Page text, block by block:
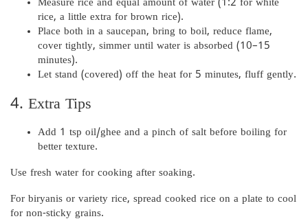
Measure rice and equal amount of water (1:2 for white
rice, a little extra for brown rice).
Place both in a saucepan, bring to boil, reduce flame,
cover tightly, simmer until water is absorbed (10–15
minutes).
Let stand (covered) off the heat for 5 minutes, fluff gently.
4. Extra Tips
Add 1 tsp oil/ghee and a pinch of salt before boiling for
better texture.
Use fresh water for cooking after soaking.
For biryanis or variety rice, spread cooked rice on a plate to cool
for non-sticky grains.